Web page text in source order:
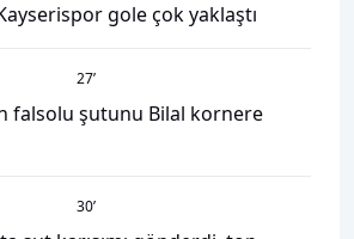
gole çok yaklaştı
27’
falsolu şutunu Bilal kornere
30’